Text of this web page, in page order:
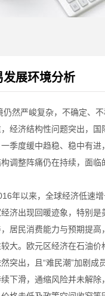
展环境分析
然严峻复杂，不确定、
经济结构性问题突出，
季度缓中趋稳、稳中有
调整阵痛仍在持续，面
年以来，全球经济低速
济出现回暖迹象，特别
居民消费能力与预期提
大。欧元区经济在石油
突出，且“难民潮”加剧
下滑，通缩风险并未解